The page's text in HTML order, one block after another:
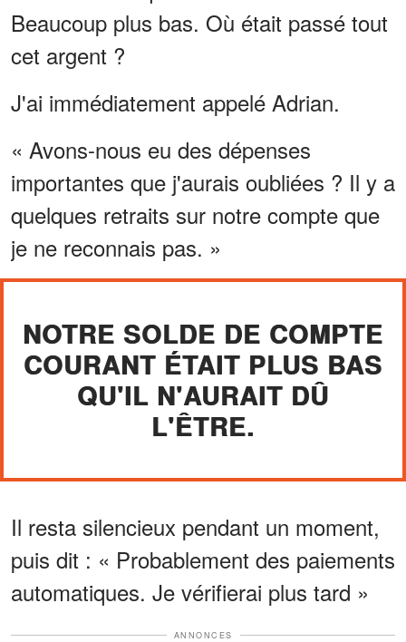
Beaucoup plus bas. Où était passé tout
cet argent ?
J'ai immédiatement appelé Adrian.
« Avons-nous eu des dépenses
importantes que j'aurais oubliées ? Il y a
quelques retraits sur notre compte que
je ne reconnais pas. »
NOTRE SOLDE DE COMPTE
COURANT ÉTAIT PLUS BAS
QU'IL N'AURAIT DÛ
L'ÊTRE.
Il resta silencieux pendant un moment,
puis dit : « Probablement des paiements
automatiques. Je vérifierai plus tard »
ANNONCES